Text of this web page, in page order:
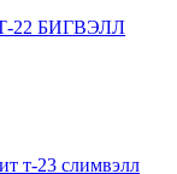
22 БИГВЭЛЛ